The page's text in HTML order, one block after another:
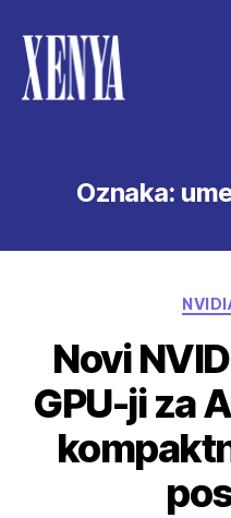
Oznaka:
Novi
GPU-ji za